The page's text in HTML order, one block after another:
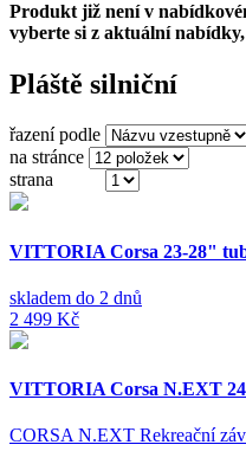
Produkt již není v
vyberte si z aktuální
Pláště silniční
řazení podle
na stránce
strana
VITTORIA Corsa 23-28"
skladem do 2 dnů
2 499 Kč
VITTORIA Corsa N.EXT
CORSA N.EXT Rekreační